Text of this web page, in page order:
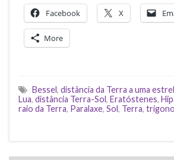
Facebook X
More
Bessel, distância da Terra a uma
Lua, distância Terra-Sol, Eratóstenes,
raio da Terra, Paralaxe, Sol, Terra,